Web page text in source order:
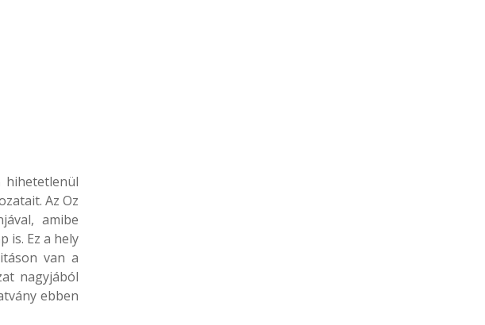
Az Oz
amibe
is. Ez a hely
van a
nagyjából
ebben